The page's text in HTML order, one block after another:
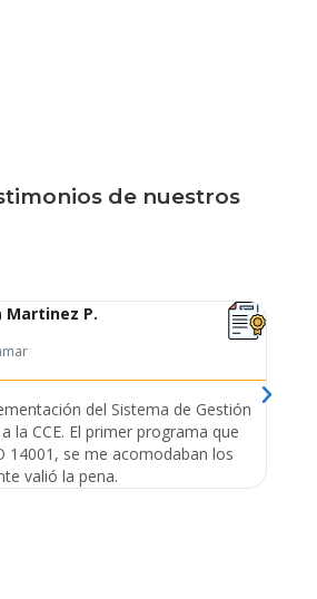
de nuestros
Martinez P.
del Sistema de Gestión
la CCE. El primer programa que
14001, se me acomodaban los
valió la pena.